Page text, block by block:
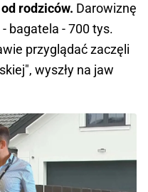
rodziców. Darowiznę
bagatela - 700 tys.
przyglądać zaczęli
wyszły na jaw